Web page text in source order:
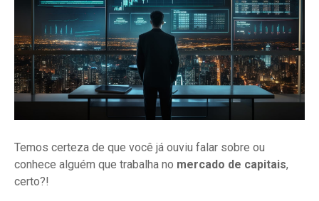
Temos certeza de que você já ouviu falar sobre ou
conhece alguém que trabalha no mercado de capitais,
certo?!